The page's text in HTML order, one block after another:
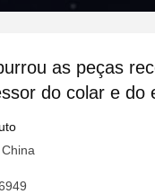
as peças
do colar e do
de
dos